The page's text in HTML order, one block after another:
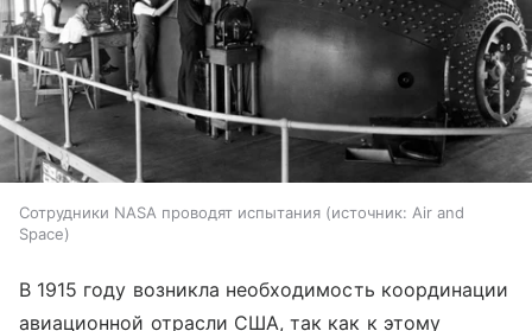
Сотрудники NASA проводят испытания источник: Air and
Space
В 1915 году возникла необходимость координации
авиационной отрасли США, так как к этому